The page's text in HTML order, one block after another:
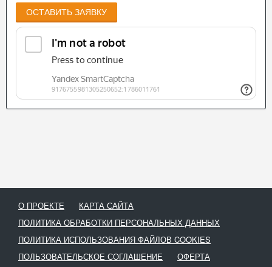
ОСТАВИТЬ ЗАЯВКУ
О ПРОЕКТЕ
КАРТА САЙТА
ПОЛИТИКА ОБРАБОТКИ ПЕРСОНАЛЬНЫХ ДАННЫХ
ПОЛИТИКА ИСПОЛЬЗОВАНИЯ ФАЙЛОВ COOKIES
ПОЛЬЗОВАТЕЛЬСКОЕ СОГЛАШЕНИЕ
ОФЕРТА